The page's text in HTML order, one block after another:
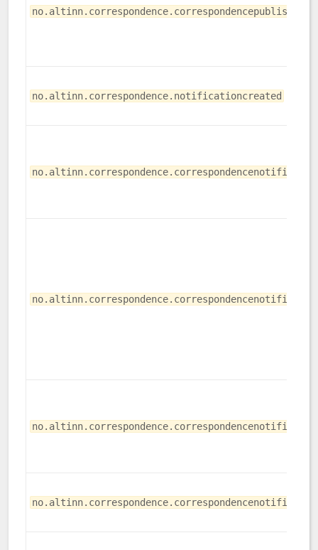
no.altinn.correspondence.notificationcreated